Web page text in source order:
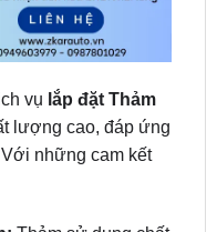
vụlắp đặt Thảm
những cam kết